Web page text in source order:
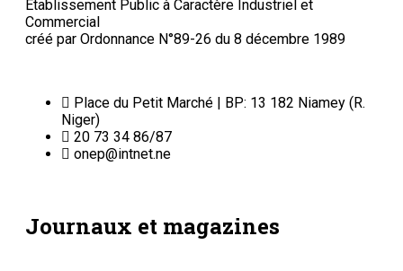
Etablissement Public à Caractère Industriel et
Commercial
créé par Ordonnance N°89-26 du 8 décembre 1989
Place du Petit Marché | BP: 13 182 Niamey (R.
Niger)
20 73 34 86/87
onep@intnet.ne
Journaux et magazines